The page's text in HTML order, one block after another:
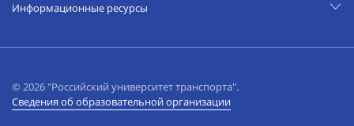
Информационные ресурсы
© 2026 "Российский университет транспорта".
Сведения об образовательной организации